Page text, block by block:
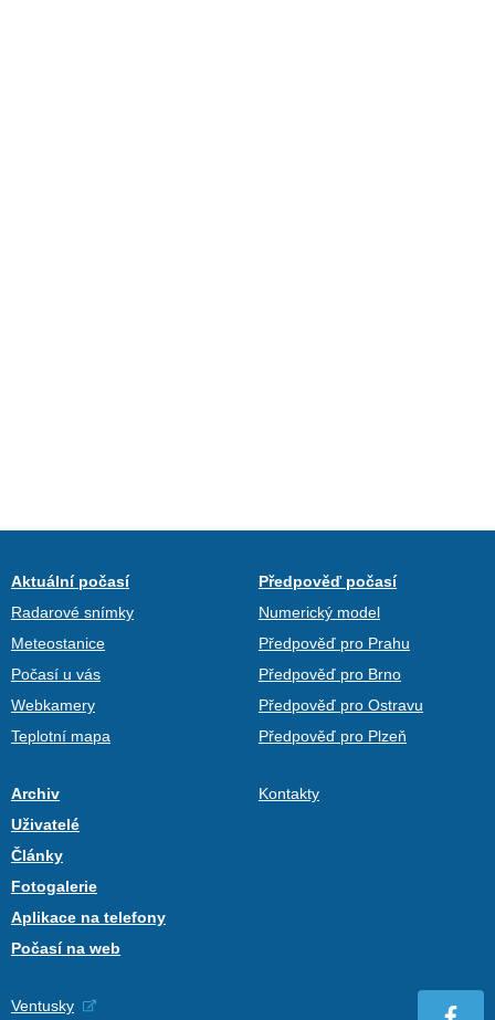
Aktuální počasí
Radarové snímky
Meteostanice
Počasí u vás
Webkamery
Teplotní mapa
Předpověď počasí
Numerický model
Předpověď pro Prahu
Předpověď pro Brno
Předpověď pro Ostravu
Předpověď pro Plzeň
Archiv
Uživatelé
Články
Fotogalerie
Aplikace na telefony
Počasí na web
Kontakty
Ventusky